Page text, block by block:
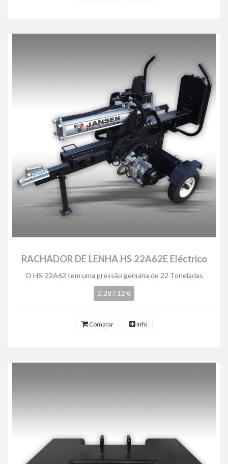
RACHADOR DE LENHA HS 22A62E Eléctrico
O HS-22A62 tem uma pressão genuína de 22 Toneladas
2.287,12 €
Comprar Info